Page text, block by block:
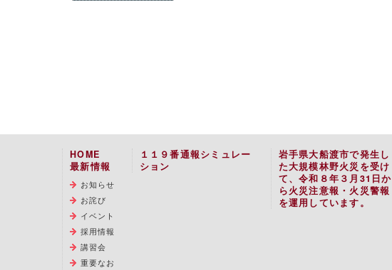
HOME
最新情報
お知らせ
お詫び
イベント
採用情報
講習会
重要なお
１１９番通報シミュレー
ション
岩手県大船渡市で発生し
た大規模林野火災を受け
て、令和８年３月31日か
ら火災注意報・火災警報
を運用しています。